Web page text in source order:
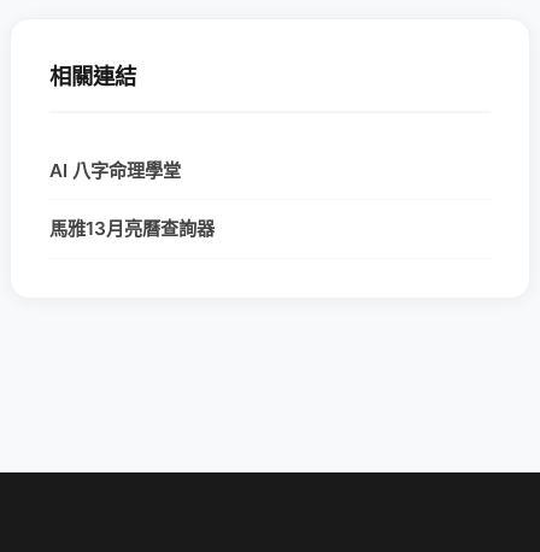
相關連結
AI 八字命理學堂
馬雅13月亮曆查詢器